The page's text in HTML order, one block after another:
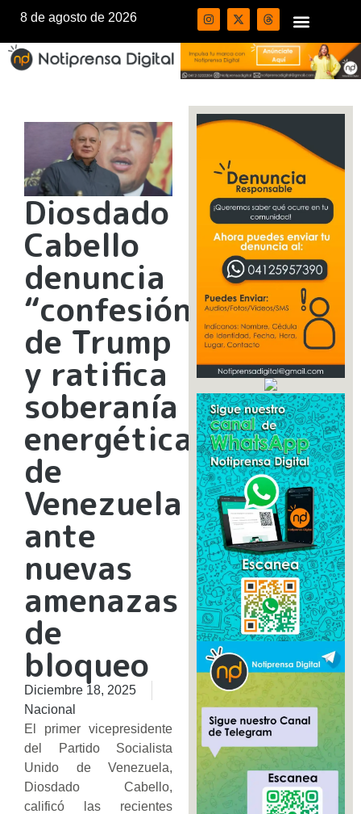
8 de agosto de 2026
Diosdado
Cabello
denuncia
“confesión”
de Trump
y ratifica
soberanía
energética
de
Venezuela
ante
nuevas
amenazas
de
bloqueo
Diciembre 18, 2025
Nacional
El primer vicepresidente
del Partido Socialista
Unido de Venezuela,
Diosdado Cabello,
calificó las recientes